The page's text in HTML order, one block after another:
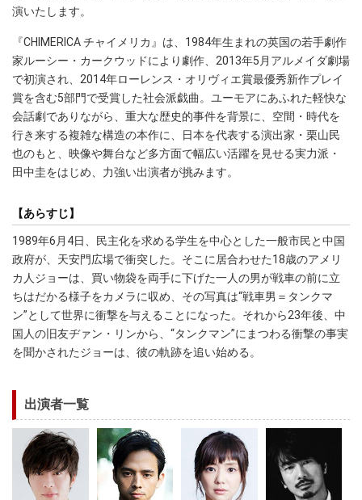
演いたします。
『CHIMERICA チャイメリカ』は、1984年生まれの英国の若手劇作
家ルーシー・カークウッドにより劇作、2013年5月アルメイダ劇場
で初演され、2014年ローレンス・オリヴィエ賞最優秀新作プレイ
賞を含む5部門で受賞した社会派戯曲。ユーモアにあふれた軽快な
会話劇でありながら、重大な歴史的事件を背景に、空間・時代を
行き来する複雑な構造の本作に、日本を代表する演出家・栗山民
也のもと、映像や舞台など多方面で幅広い活躍を見せる実力派・
田中圭をはじめ、力強い出演者が挑みます。
【あらすじ】
1989年6月4日、民主化を求める学生を中心とした一般市民と中国
政府が、天安門広場で衝突した。そこに居合わせた18歳のアメリ
カ人ジョーは、買い物袋を両手に下げた一人の男が戦車の前に立
ちはだかる様子をカメラに収め、その写真は“戦車男＝タンクマ
ン”として世界に衝撃を与えることになった。それから23年後、中
国人の旧友ヂァン・リンから、“タンクマン”にまつわる衝撃の事実
を聞かされたジョーは、彼の軌跡を追い始める。
出演者一覧